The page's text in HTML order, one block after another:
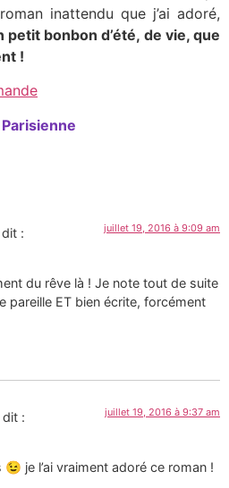
inattendu que j’ai adoré,
petit bonbon d’été, de vie, que
!
Parisienne
dit : juillet 19, 2016 à 9:09 am
du rêve là ! Je note tout de suite
pareille ET bien écrite, forcément
dit : juillet 19, 2016 à 9:37 am
je l’ai vraiment adoré ce roman !